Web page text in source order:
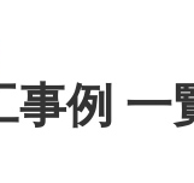
事例 一